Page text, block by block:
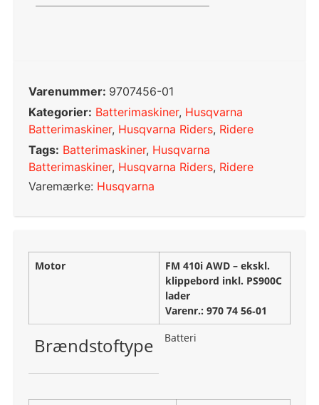
Varenummer: 9707456-01
Kategorier: Batterimaskiner, Husqvarna
Batterimaskiner, Husqvarna Riders, Ridere
Tags: Batterimaskiner, Husqvarna
Batterimaskiner, Husqvarna Riders, Ridere
Varemærke: Husqvarna
Motor
FM 410i AWD – ekskl.
klippebord inkl. PS900C
lader
Varenr.: 970 74 56‑01
Brændstoftype Batteri